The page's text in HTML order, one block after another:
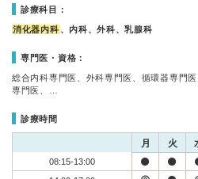
診療科目：
消化器内科 、内科、外科、乳腺科
専門医・資格：
総合内科専門医、外科専門医、循環器専門
専門医、…
診療時間
月 火
08:15-13:00